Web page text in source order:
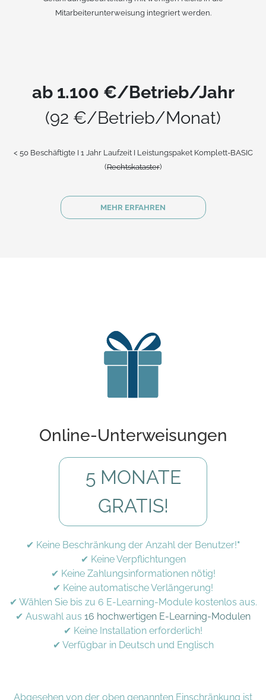
Mitarbeiterunterweisung integriert werden.
ab 1.100 €/Betrieb/Jahr
(92 €/Betrieb/Monat)
< 50 Beschäftigte I 1 Jahr Laufzeit I Leistungspaket Komplett-BASIC
(Rechtskataster)
MEHR ERFAHREN
Online-Unterweisungen
5 MONATE
GRATIS!
✔ Keine Beschränkung der Anzahl der Benutzer!*
✔ Keine Verpflichtungen
✔ Keine Zahlungsinformationen nötig!
✔ Keine automatische Verlängerung!
✔ Wählen Sie bis zu 6 E-Learning-Module kostenlos aus.
✔ Auswahl aus 16 hochwertigen E-Learning-Modulen
✔ Keine Installation erforderlich!
✔ Verfügbar in Deutsch und Englisch
Abgesehen von der oben genannten Einschränkung ist